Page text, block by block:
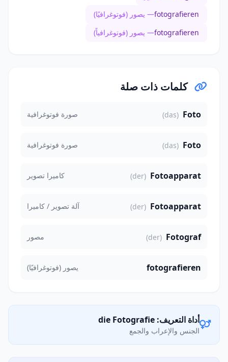
fotografieren— يصور (فوتوغرافيًا)
fotografieren— يصور (فوتوغرافياً)
كلمات ذات صلة
Foto
(das) صورة فوتوغرافية
Foto
(das) صورة فوتوغرافية
Fotoapparat
(der) كاميرا تصوير
Fotoapparat
(der) آلة تصوير / كاميرا
Fotograf
(der) مصور
fotografieren يصور (فوتوغرافيًا)
أداة التعريف: die Fotografie
الجنس والإعراب والجمع